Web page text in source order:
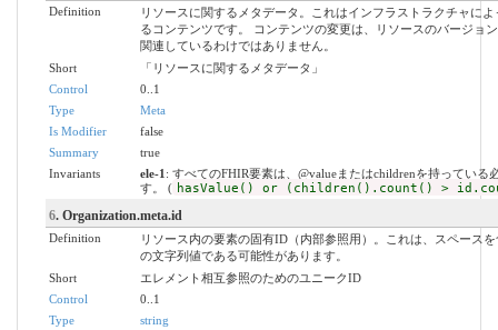
Definition
リソースに関するメタデータ。これはインフラストラクチャに
るコンテンツです。 コンテンツの変更は、リソースのバージョ
関連しているわけではありません。
Short
「リソースに関するメタデータ」
Control
0..1
Type
Meta
Is Modifier
false
Summary
true
Invariants
ele-1 : すべてのFHIR要素は、@valueまたはchildrenを持っている
す。 ( hasValue() or (children().count() >
6. Organization.meta.id
Definition
リソース内の要素の固有ID（内部参照用）。これは、スペース
の文字列値である可能性があります。
Short
エレメント相互参照のためのユニークID
Control
0..1
Type
string